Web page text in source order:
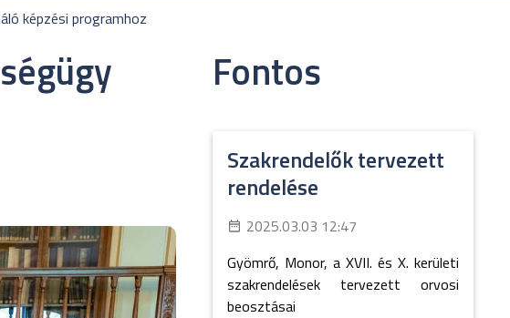
képzési programhoz
Fontos
Szakrendelők tervezett
rendelése
2025.03.03 12:47
Gyömrő, Monor, a XVII. és X. kerületi
szakrendelések tervezett orvosi
beosztásai